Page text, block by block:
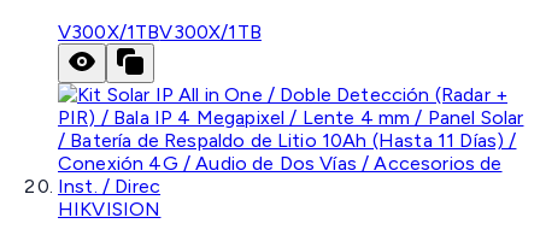
V300X/1TBV300X/1TB
HIKVISION